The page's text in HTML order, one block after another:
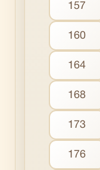
157
160
164
168
173
176